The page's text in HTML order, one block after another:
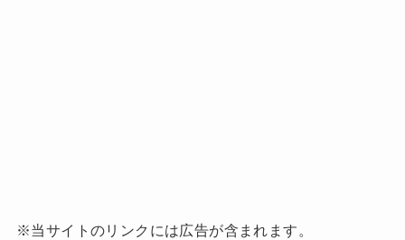
※当サイトのリンクには広告が含まれます。